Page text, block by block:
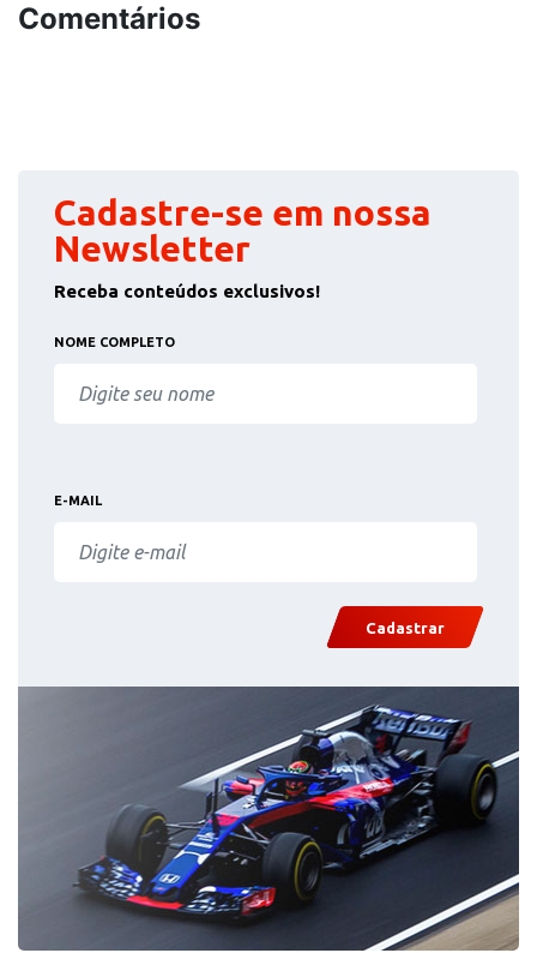
Comentários
Cadastre-se em nossa
Newsletter
Receba conteúdos exclusivos!
NOME COMPLETO
E-MAIL
Cadastrar